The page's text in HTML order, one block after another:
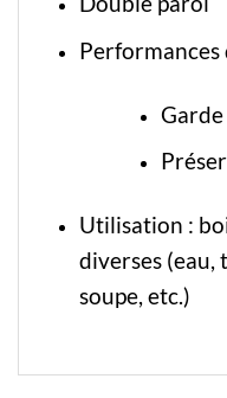
Performances
Garde
Utilisation :
diverses (eau,
soupe, etc.)